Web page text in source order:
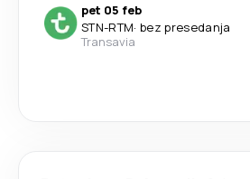
pet 05 feb
STN-RTM· bez presedanja
Transavia